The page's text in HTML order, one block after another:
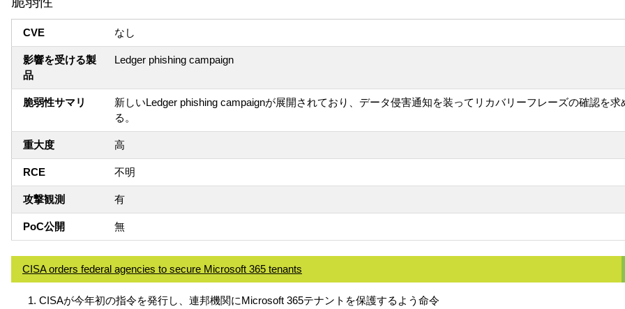
CVE なし
影響を受ける製
品
Ledger phishing campaign
脆弱性サマリ
新しいLedger phishing campaignが展開されており、データ侵害通知を装ってリカバリーフレーズの確認を
る。
重大度 高
RCE 不明
攻撃観測 有
PoC公開 無
CISA orders federal agencies to secure Microsoft 365 tenants
CISAが今年初の指令を発行し、連邦機関にMicrosoft 365テナントを保護するよう命令